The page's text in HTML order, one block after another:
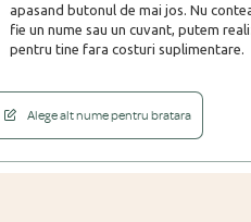
apasand butonul de mai jos. Nu
fie un nume sau un cuvant, putem
pentru tine fara costuri suplimentare.
Alege alt nume pentru bratara